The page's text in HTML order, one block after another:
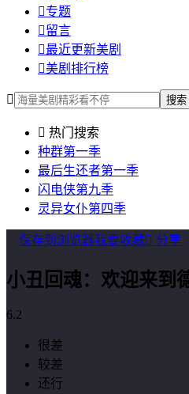
专题
留言
最近更新美剧
美剧排行榜
 搜索
 热门搜索
种群第一季
最后生还者第一季
闪电侠第九季
灵异女仆第四季
保存到浏览器我要收藏 分享
小丑回魂：欢迎来到
6.2
很差
较差
还行